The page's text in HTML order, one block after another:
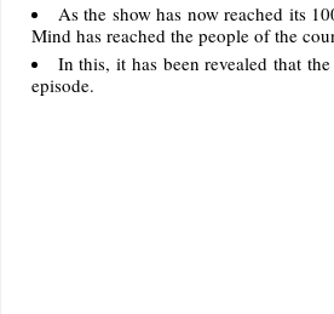
As the show has now reached its
Mind has reached the people of the
In this, it has been revealed that
episode.